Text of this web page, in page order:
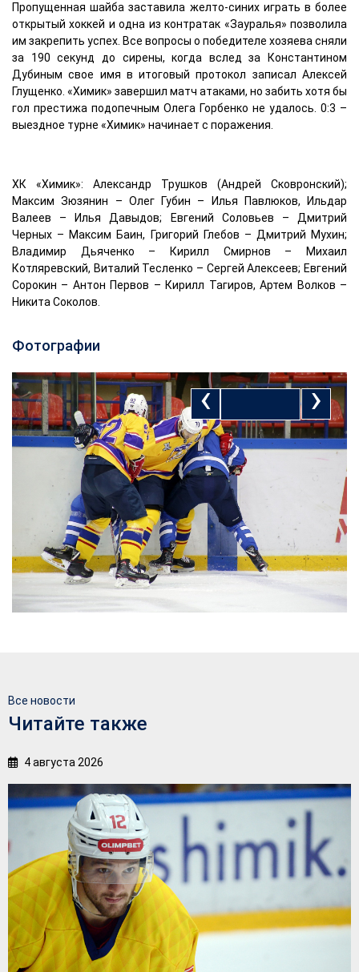
Пропущенная шайба заставила желто-синих играть в более
открытый хоккей и одна из контратак «Зауралья» позволила
им закрепить успех. Все вопросы о победителе хозяева сняли
за 190 секунд до сирены, когда вслед за Константином
Дубиным свое имя в итоговый протокол записал Алексей
Глущенко. «Химик» завершил матч атаками, но забить хотя бы
гол престижа подопечным Олега Горбенко не удалось. 0:3 –
выездное турне «Химик» начинает с поражения.
ХК «Химик»: Александр Трушков (Андрей Сковронский);
Максим Зюзянин – Олег Губин – Илья Павлюков, Ильдар
Валеев – Илья Давыдов; Евгений Соловьев – Дмитрий
Черных – Максим Баин, Григорий Глебов – Дмитрий Мухин;
Владимир Дьяченко – Кирилл Смирнов – Михаил
Котляревский, Виталий Тесленко – Сергей Алексеев; Евгений
Сорокин – Антон Первов – Кирилл Тагиров, Артем Волков –
Никита Соколов.
Фотографии
‹ ›
Все новости
Читайте также
4 августа 2026